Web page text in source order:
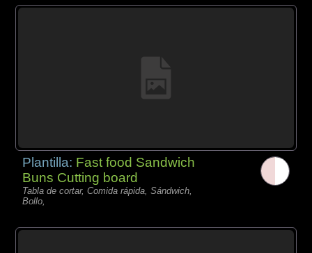
Plantilla: Fast food Sandwich
Buns Cutting board
Tabla de cortar, Comida rápida, Sándwich,
Bollo,